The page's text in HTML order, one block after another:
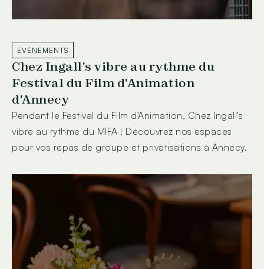
EVÉNEMENTS
Chez Ingall's vibre au rythme du
Festival du Film d'Animation
d'Annecy
Pendant le Festival du Film d'Animation, Chez Ingall's
vibre au rythme du MIFA ! Découvrez nos espaces
pour vos repas de groupe et privatisations à Annecy.